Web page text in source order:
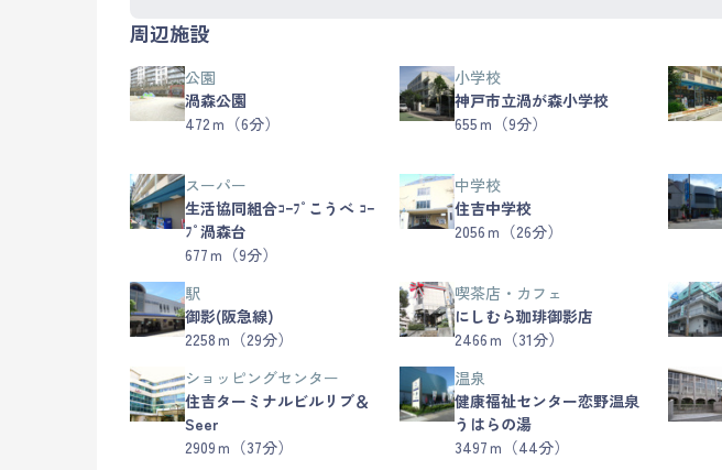
周辺施設
公園
渦森公園
472ｍ（6分）
小学校
神戸市立渦が森小学校
655ｍ（9分）
スーパー
生活協同組合ｺｰﾌﾟこうべ ｺｰ
ﾌﾟ渦森台
677ｍ（9分）
中学校
住吉中学校
2056ｍ（26分）
駅
御影(阪急線)
2258ｍ（29分）
喫茶店・カフェ
にしむら珈琲御影店
2466ｍ（31分）
ショッピングセンター
住吉ターミナルビルリブ＆
Seer
2909ｍ（37分）
温泉
健康福祉センター恋野温泉
うはらの湯
3497ｍ（44分）